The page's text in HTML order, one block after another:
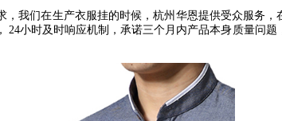
我们在生产衣服挂的时候，杭州华恩提供受众服务，
24小时及时响应机制，承诺三个月内产品本身质量问题